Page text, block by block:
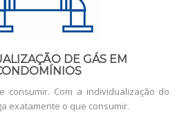
DE GÁS EM
consumir. Com a individualização do
exatamente o que consumir.